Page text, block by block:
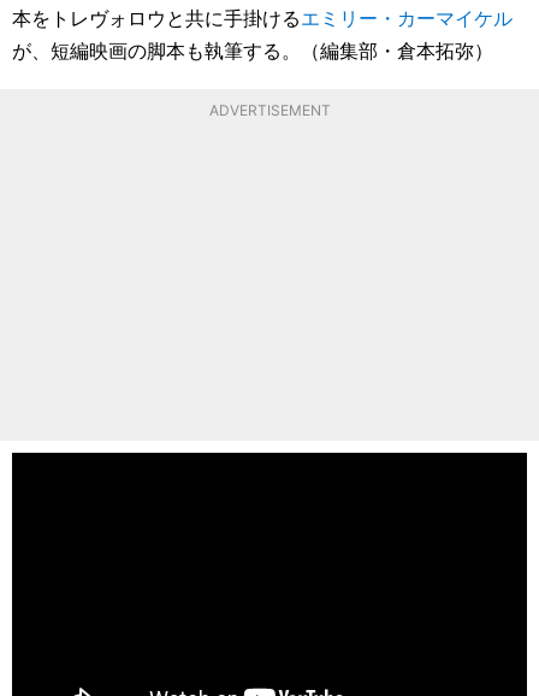
本をトレヴォロウと共に手掛けるエミリー・カーマイケル
が、短編映画の脚本も執筆する。（編集部・倉本拓弥）
ADVERTISEMENT